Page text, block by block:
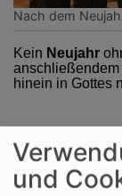
Nach dem
Kein Neujahr
hinein in Gottes
und